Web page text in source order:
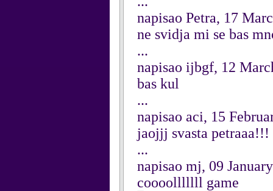
napisao Petra, 17
ne svidja mi se bas
...
napisao ijbgf, 12
bas kul
...
napisao aci, 15
jaojjj svasta petraaa!!!
...
napisao mj, 09
coooolllllll game